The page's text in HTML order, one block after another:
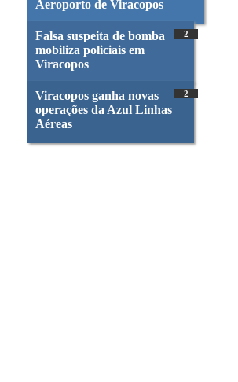
Aeroporto de Viracopos
Falsa suspeita de bomba
mobiliza policiais em
Viracopos
2
Viracopos ganha novas
operações da Azul Linhas
Aéreas
2